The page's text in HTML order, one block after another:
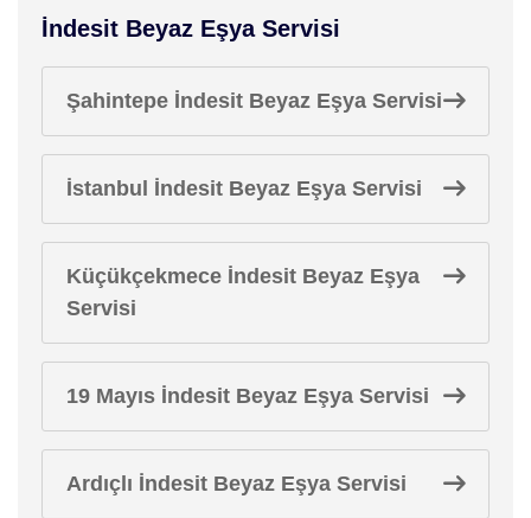
İndesit Beyaz Eşya Servisi
Şahintepe İndesit Beyaz Eşya Servisi
İstanbul İndesit Beyaz Eşya Servisi
Küçükçekmece İndesit Beyaz Eşya
Servisi
19 Mayıs İndesit Beyaz Eşya Servisi
Ardıçlı İndesit Beyaz Eşya Servisi